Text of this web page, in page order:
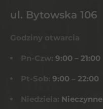
ul. Bytowska 106
Godziny otwarcia
Pn-Czw: 9:00 – 21:00
Pt-Sob: 9:00 – 22:00
Niedziela: Nieczynne